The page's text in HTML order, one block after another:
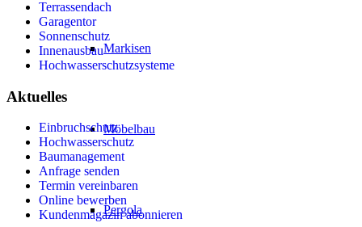
Markisen
Möbelbau
Pergola
Terrassendach
Garagentor
Sonnenschutz
Innenausbau
Hochwasserschutzsysteme
Aktuelles
Einbruchschutz
Hochwasserschutz
Baumanagement
Anfrage senden
Termin vereinbaren
Online bewerben
Kundenmagazin abonnieren